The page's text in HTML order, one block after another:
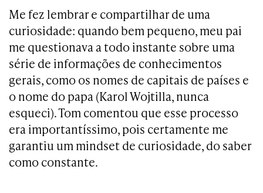
Me fez lembrar e compartilhar de uma
curiosidade: quando bem pequeno, meu pai
me questionava a todo instante sobre uma
série de informações de conhecimentos
gerais, como os nomes de capitais de países e
o nome do papa (Karol Wojtilla, nunca
esqueci). Tom comentou que esse processo
era importantíssimo, pois certamente me
garantiu um mindset de curiosidade, do saber
como constante.